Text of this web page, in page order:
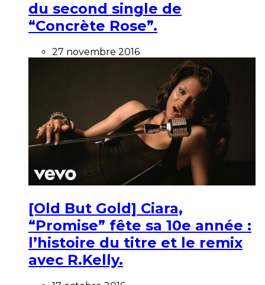
du second single de
“Concrète Rose”.
27 novembre 2016
[Old But Gold] Ciara,
“Promise” fête sa 10e année :
l’histoire du titre et le remix
avec R.Kelly.